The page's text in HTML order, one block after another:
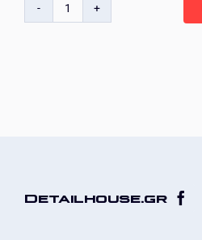
KrytexPower
Detailhouse.gr